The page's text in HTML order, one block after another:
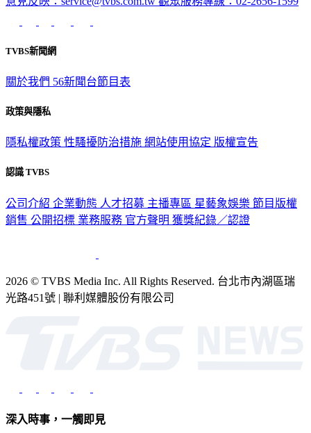
TVBS新聞網
關於我們 56新聞台節目表
政策與隱私
隱私權政策 性騷擾防治措施 網站使用協定 版權宣告
認識 TVBS
公司介紹 企業動態 人才招募 主播專區 星藝象娛樂 節目版權
銷售 公開招標 業務服務 官方聲明 獲獎紀錄／認證
2026 © TVBS Media Inc. All Rights Reserved. 台北市內湖區瑞
光路451號 | 聯利媒體股份有限公司
深入時事，一觸即見